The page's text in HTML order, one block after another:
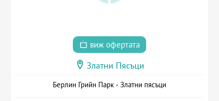
виж офертата
Златни Пясъци
Берлин Грийн Парк - Златни пясъци